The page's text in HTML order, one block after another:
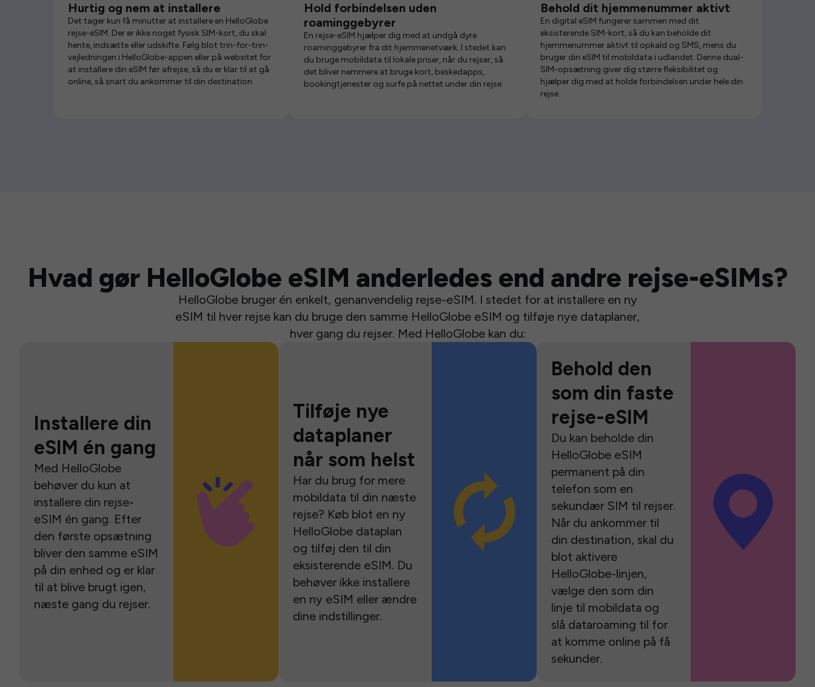
Hurtig og nem at installere
Det tager kun få minutter at installere en HelloGlobe
rejse-eSIM. Der er ikke noget fysisk SIM-kort, du skal
hente, indsætte eller udskifte. Følg blot trin-for-trin-
vejledningen i HelloGlobe-appen eller på websitet for
at installere din eSIM før afrejse, så du er klar til at gå
online, så snart du ankommer til din destination.
Hold forbindelsen uden
roaminggebyrer
En rejse-eSIM hjælper dig med at undgå dyre
roaminggebyrer fra dit hjemmenetværk. I stedet kan
du bruge mobildata til lokale priser, når du rejser, så
det bliver nemmere at bruge kort, beskedapps,
bookingtjenester og surfe på nettet under din rejse.
Behold dit hjemmenummer aktivt
En digital eSIM fungerer sammen med dit
eksisterende SIM-kort, så du kan beholde dit
hjemmenummer aktivt til opkald og SMS, mens du
bruger din eSIM til mobildata i udlandet. Denne dual-
SIM-opsætning giver dig større fleksibilitet og
hjælper dig med at holde forbindelsen under hele din
rejse.
Hvad gør HelloGlobe eSIM anderledes end andre rejse-eSIMs?
HelloGlobe bruger én enkelt, genanvendelig rejse-eSIM. I stedet for at installere en ny
eSIM til hver rejse kan du bruge den samme HelloGlobe eSIM og tilføje nye dataplaner,
hver gang du rejser. Med HelloGlobe kan du:
Installere din
eSIM én gang
Med HelloGlobe
behøver du kun at
installere din rejse-
eSIM én gang. Efter
den første opsætning
bliver den samme eSIM
på din enhed og er klar
til at blive brugt igen,
næste gang du rejser.
Tilføje nye
dataplaner
når som helst
Har du brug for mere
mobildata til din næste
rejse? Køb blot en ny
HelloGlobe dataplan
og tilføj den til din
eksisterende eSIM. Du
behøver ikke installere
en ny eSIM eller ændre
dine indstillinger.
Behold den
som din faste
rejse-eSIM
Du kan beholde din
HelloGlobe eSIM
permanent på din
telefon som en
sekundær SIM til rejser.
Når du ankommer til
din destination, skal du
blot aktivere
HelloGlobe-linjen,
vælge den som din
linje til mobildata og
slå dataroaming til for
at komme online på få
sekunder.